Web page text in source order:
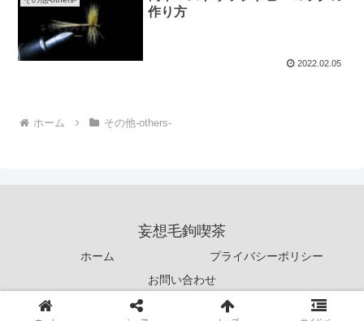
作り方
2022.02.05
ホーム その他-others-
妄想毛鉤喫茶
ホーム
プライバシーポリシー
お問い合わせ
Copyright © 2021 妄想毛鉤喫茶 All Rights Reserved.